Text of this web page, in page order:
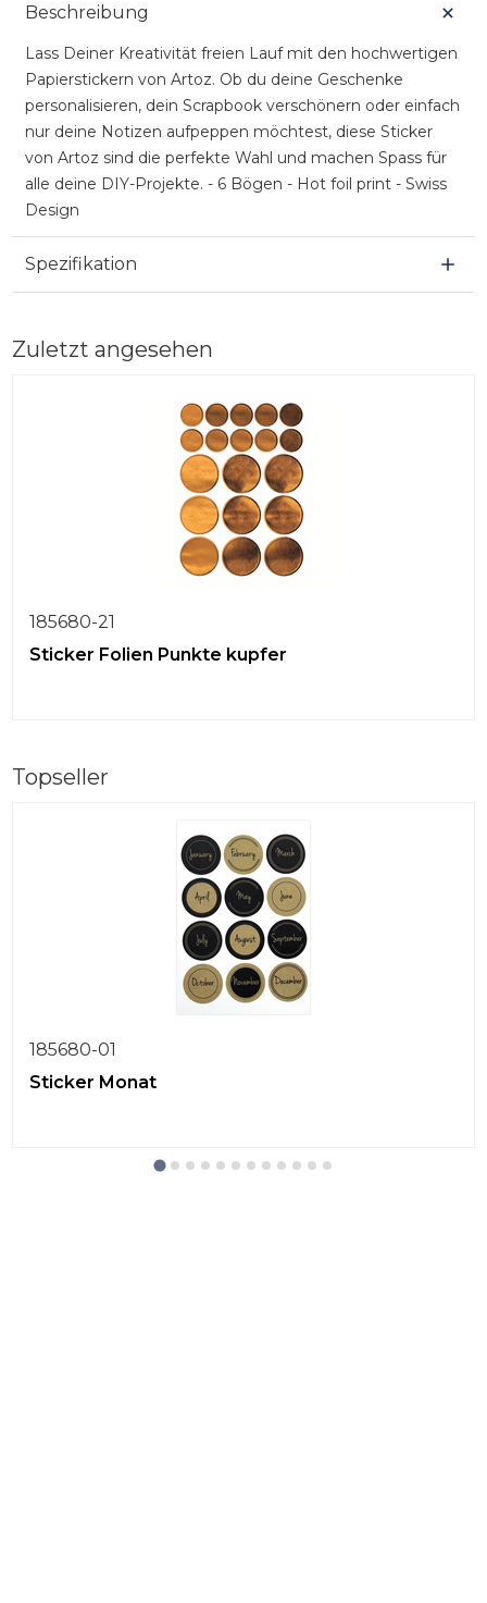
Beschreibung
Lass Deiner Kreativität freien Lauf mit den hochwertigen
Papierstickern von Artoz. Ob du deine Geschenke
personalisieren, dein Scrapbook verschönern oder einfach
nur deine Notizen aufpeppen möchtest, diese Sticker
von Artoz sind die perfekte Wahl und machen Spass für
alle deine DIY-Projekte. - 6 Bögen - Hot foil print - Swiss
Design
Spezifikation
Zuletzt angesehen
185680-21
Sticker Folien Punkte kupfer
Topseller
185680-01
Sticker Monat